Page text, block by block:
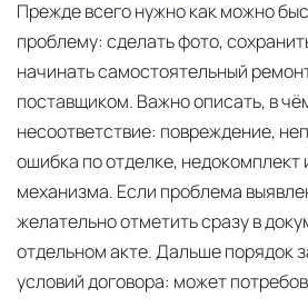
Прежде всего нужно как можно
проблему: сделать фото,
начинать самостоятельный
поставщиком. Важно описать, в
несоответствие: повреждение,
ошибка по отделке, недокомплект
механизма. Если проблема
желательно отметить сразу в
отдельном акте. Дальше порядок
условий договора: может